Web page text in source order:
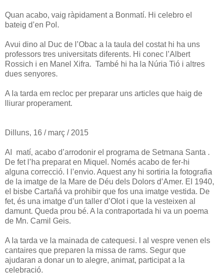
Quan acabo, vaig ràpidament a Bonmatí. Hi celebro el
bateig d’en Pol.
Avui dino al Duc de l’Obac a la taula del costat hi ha uns
professors tres universitats diferents. Hi conec l’Albert
Rossich i en Manel Xifra. També hi ha la Núria Tió i altres
dues senyores.
A la tarda em recloc per preparar uns articles que haig de
lliurar properament.
Dilluns, 16 / març / 2015
Al matí, acabo d’arrodonir el programa de Setmana Santa .
De fet l’ha preparat en Miquel. Només acabo de fer-hi
alguna correcció. I l’envio. Aquest any hi sortiria la fotografia
de la imatge de la Mare de Déu dels Dolors d’Amer. El 1940,
el bisbe Cartañá va prohibir que fos una imatge vestida. De
fet, és una imatge d’un taller d’Olot i que la vesteixen al
damunt. Queda prou bé. A la contraportada hi va un poema
de Mn. Camil Geis.
A la tarda ve la mainada de catequesi. I al vespre venen els
cantaires que preparen la missa de rams. Segur que
ajudaran a donar un to alegre, animat, participat a la
celebració.